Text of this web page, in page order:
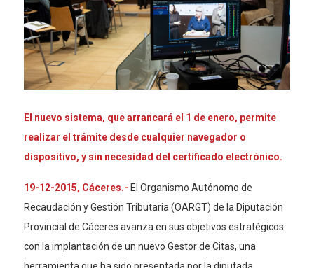
El nuevo sistema, que arrancará el 1 de enero, permite
realizar el trámite desde cualquier navegador o
dispositivo, y sin necesidad del certificado electrónico.
19-12-2015, Cáceres.- El Organismo Autónomo de
Recaudación y Gestión Tributaria (OARGT) de la Diputación
Provincial de Cáceres avanza en sus objetivos estratégicos
con la implantación de un nuevo Gestor de Citas, una